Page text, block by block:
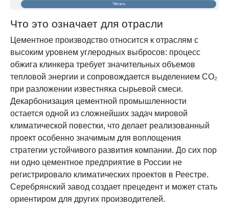
Читать
Что это означает для отрасли
Цементное производство относится к отраслям с
высоким уровнем углеродных выбросов: процесс
обжига клинкера требует значительных объемов
тепловой энергии и сопровождается выделением CO₂
при разложении известняка сырьевой смеси.
Декарбонизация цементной промышленности
остается одной из сложнейших задач мировой
климатической повестки, что делает реализованный
проект особенно значимым для воплощения
стратегии устойчивого развития компании. До сих пор
ни одно цементное предприятие в России не
регистрировало климатических проектов в Реестре.
Серебрянский завод создает прецедент и может стать
ориентиром для других производителей.